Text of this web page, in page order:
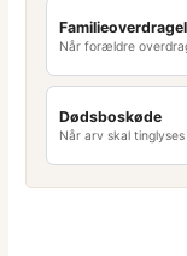
Når forældre
Dødsboskøde
Når arv skal